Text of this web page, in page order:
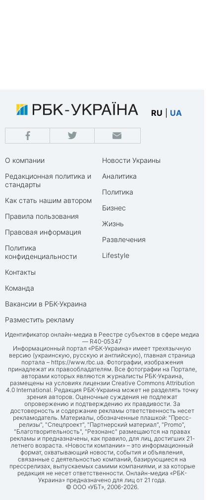
RU UA
О компании
Редакционная политика и
стандарты
Как стать нашим автором
Правила пользования
Правовая информация
Политика
конфиденциальности
Контакты
Команда
Вакансии в РБК-Украина
Разместить рекламу
Новости Украины
Аналитика
Политика
Бизнес
Жизнь
Развлечения
Lifestyle
Идентификатор онлайн-медиа в Реестре субъектов в сфере медиа
— R40-05347
Информационный портал «РБК-Украина» имеет трехязычную
версию (украинскую, русскую и английскую), главная страница
портала – https://www.rbc.ua. Фотографии, изображения
принадлежат их правообладателям. Все фотографии на Портале,
авторами которых являются журналисты РБК-Украина,
размещены на условиях лицензии Creative Commons Attribution
4.0 International. Редакция РБК-Украина может не разделять точку
зрения авторов. Оценочные суждения не подлежат
опровержению и подтверждению их правдивости. За
достоверность и содержание рекламы ответственность несет
рекламодатель. Материалы, обозначенные плашкой: "Пресс-
релизы", "Спецпроект", "Партнерский материал", "Promo",
"Благотворительность", "Резонанс" размещаются на правах
рекламы и предназначены, как правило, для лиц, достигших 21-
летнего возраста. «Новости компании» – это информационный
формат, охватывающий новости, события и объявления,
связанные с деятельностью компаний, базирующиеся на
прессрелизах, выпускаемых самими компаниями, и за которые
редакция не несет ответственности. Онлайн-медиа «РБК-
Украина» предназначено для лиц от 21 года.
© ООО «УБТ», 2006-2026.